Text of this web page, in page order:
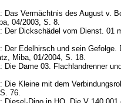
: Das Vermächtnis des August v.
04/2003, S. 8.
: Der Dickschädel vom Dienst. 01
: Der Edelhirsch und sein
Miba, 01/2004, S. 18.
: Die Dame 03. Flachlandrenner
: Die Kleine mit dem
76.